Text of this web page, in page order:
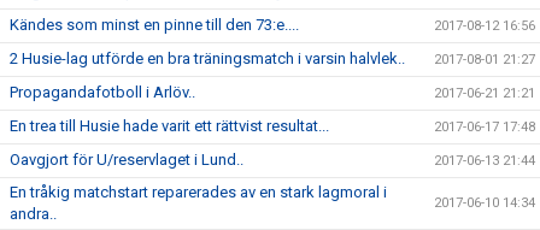
Kändes som minst en pinne till den 73:e.... 2017-08-12 16:56
2 Husie-lag utförde en bra träningsmatch i varsin halvlek.. 2017-08-01 21:27
Propagandafotboll i Arlöv.. 2017-06-21 21:21
En trea till Husie hade varit ett rättvist resultat... 2017-06-17 17:48
Oavgjort för U/reservlaget i Lund.. 2017-06-13 21:44
En tråkig matchstart reparerades av en stark lagmoral i
andra..
2017-06-10 14:34